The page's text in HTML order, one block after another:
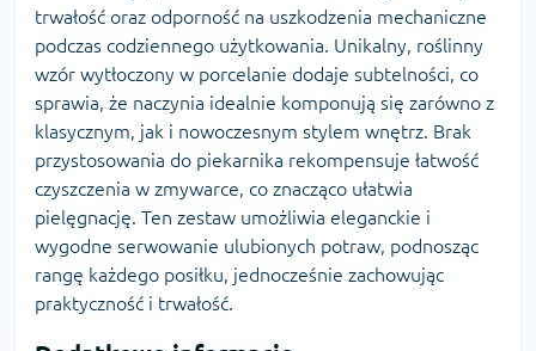
trwałość oraz odporność na uszkodzenia mechaniczne
podczas codziennego użytkowania. Unikalny, roślinny
wzór wytłoczony w porcelanie dodaje subtelności, co
sprawia, że naczynia idealnie komponują się zarówno z
klasycznym, jak i nowoczesnym stylem wnętrz. Brak
przystosowania do piekarnika rekompensuje łatwość
czyszczenia w zmywarce, co znacząco ułatwia
pielęgnację. Ten zestaw umożliwia eleganckie i
wygodne serwowanie ulubionych potraw, podnosząc
rangę każdego posiłku, jednocześnie zachowując
praktyczność i trwałość.